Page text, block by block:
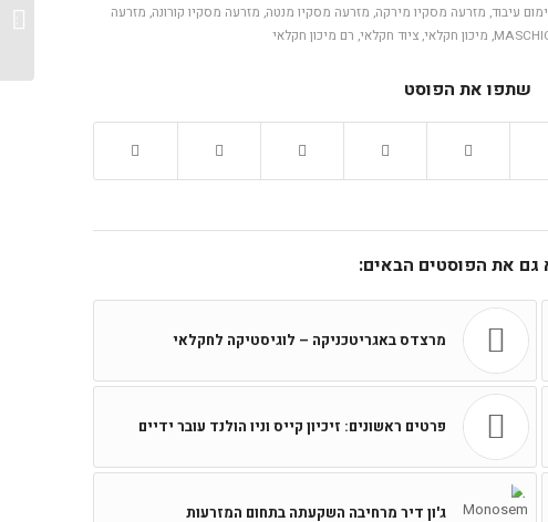
עיבוד, מזרעה מסקיו מירקה, מזרעה מסקיו מנטה, מזרעה מסקיו קורונה, מזרעה
, מיכון חקלאי,ציוד חקלאי, רם מיכון חקלאי
שתפו את הפוסט
גם את הפוסטים הבאים:
מרצדס באגריטכניקה – לוגיסטיקה לחקלאי
פרטים ראשונים: זיכיון קייס וניו הולנד עובר ידיים
ג'ון דיר מרחיבה השקעתה בתחום המזרעות